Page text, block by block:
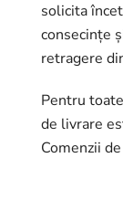
solicita
consecințe
retragere
Pentru
de livrare
Comenzii